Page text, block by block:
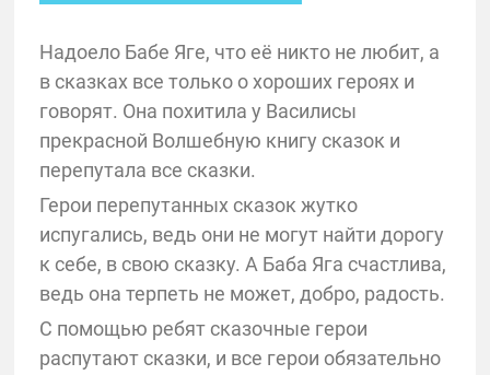
Надоело Бабе Яге, что её никто не любит, а
в сказках все только о хороших героях и
говорят. Она похитила у Василисы
прекрасной Волшебную книгу сказок и
перепутала все сказки.
Герои перепутанных сказок жутко
испугались, ведь они не могут найти дорогу
к себе, в свою сказку. А Баба Яга счастлива,
ведь она терпеть не может, добро, радость.
С помощью ребят сказочные герои
распутают сказки, и все герои обязательно